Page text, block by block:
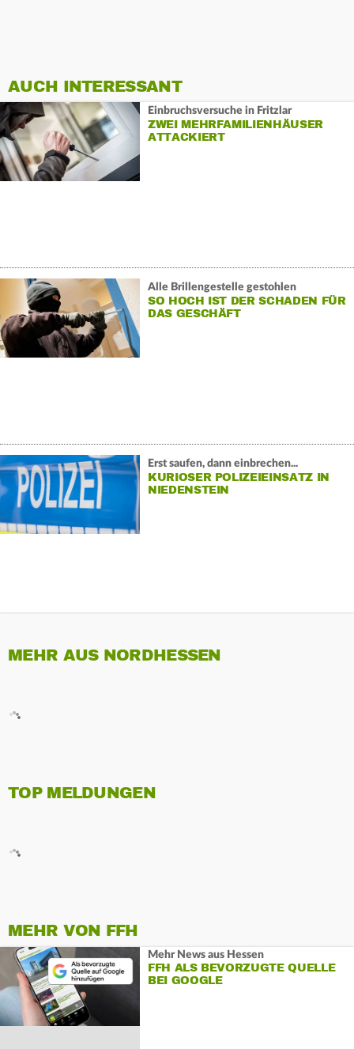
AUCH INTERESSANT
Einbruchsversuche in Fritzlar
ZWEI MEHRFAMILIENHÄUSER
ATTACKIERT
Alle Brillengestelle gestohlen
SO HOCH IST DER SCHADEN FÜR
DAS GESCHÄFT
Erst saufen, dann einbrechen...
KURIOSER POLIZEIEINSATZ IN
NIEDENSTEIN
MEHR AUS NORDHESSEN
TOP MELDUNGEN
MEHR VON FFH
Mehr News aus Hessen
FFH ALS BEVORZUGTE QUELLE
BEI GOOGLE